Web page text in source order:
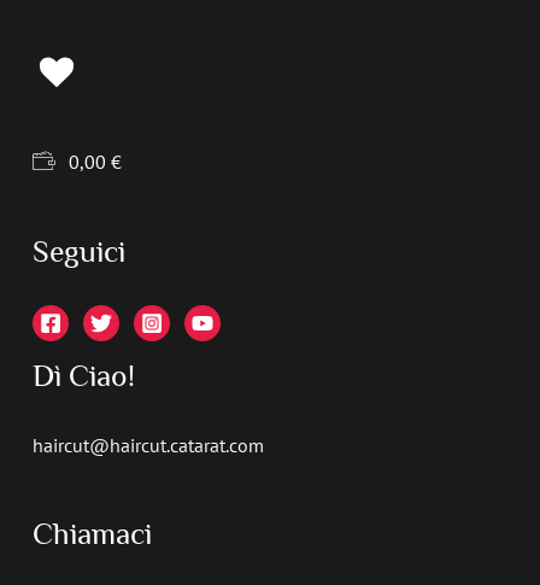
0,00 €
Seguici
Dì Ciao!
haircut@haircut.catarat.com
Chiamaci